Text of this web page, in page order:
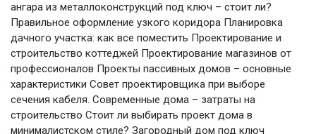
ангара из металлоконструкций под ключ – стоит ли?
Правильное оформление узкого коридора Планировка
дачного участка: как все поместить Проектирование и
строительство коттеджей Проектирование магазинов от
профессионалов Проекты пассивных домов – основные
характеристики Совет проектировщика при выборе
сечения кабеля. Современные дома – затраты на
строительство Стоит ли выбирать проект дома в
минималистском стиле? Загородный дом под ключ